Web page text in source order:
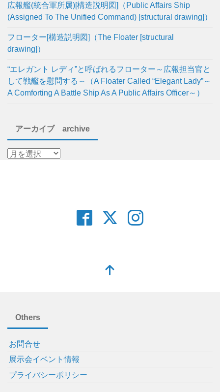
広報艦(統合軍所属)[構造説明図]（Public Affairs Ship
(Assigned To The Unified Command) [structural drawing]）
フローター[構造説明図]（The Floater [structural
drawing]）
“エレガント レディ”と呼ばれるフローター～広報担当官と
して戦艦を慰問する～（A Floater Called “Elegant Lady”～
A Comforting A Battle Ship As A Public Affairs Officer～）
アーカイブ archive
Others
お問合せ
展示会イベント情報
プライバシーポリシー